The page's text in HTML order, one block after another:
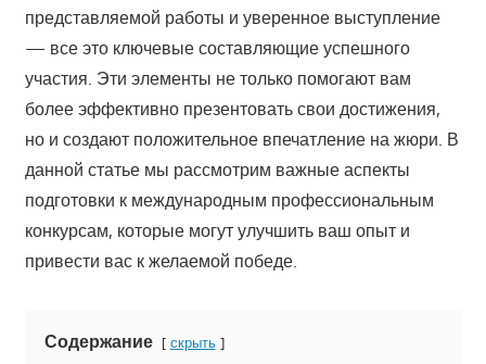
представляемой работы и уверенное выступление
— все это ключевые составляющие успешного
участия. Эти элементы не только помогают вам
более эффективно презентовать свои достижения,
но и создают положительное впечатление на жюри. В
данной статье мы рассмотрим важные аспекты
подготовки к международным профессиональным
конкурсам, которые могут улучшить ваш опыт и
привести вас к желаемой победе.
Содержание скрыть